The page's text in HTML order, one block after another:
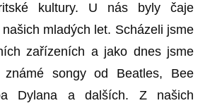
kultury. U nás byly čaje
mladých let. Scházeli jsme
zařízeních a jako dnes jsme
známé songy od Beatles, Bee
Dylana a dalších. Z našich